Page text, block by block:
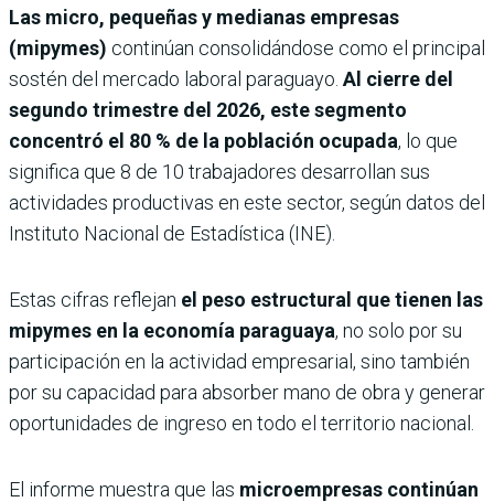
Las micro, pequeñas y medianas empresas
(mipymes) continúan consolidándose como el principal
sostén del mercado laboral paraguayo. Al cierre del
segundo trimestre del 2026, este segmento
concentró el 80 % de la población ocupada, lo que
significa que 8 de 10 trabajadores desarrollan sus
actividades productivas en este sector, según datos del
Instituto Nacional de Estadística (INE).
Estas cifras reflejan el peso estructural que tienen las
mipymes en la economía paraguaya, no solo por su
participación en la actividad empresarial, sino también
por su capacidad para absorber mano de obra y generar
oportunidades de ingreso en todo el territorio nacional.
El informe muestra que las microempresas continúan